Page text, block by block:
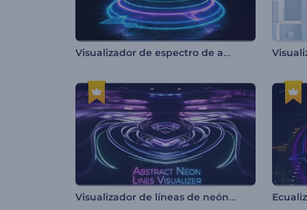
Visualizador de espectro de audio neón
Visualizador de líneas de neón abstractas